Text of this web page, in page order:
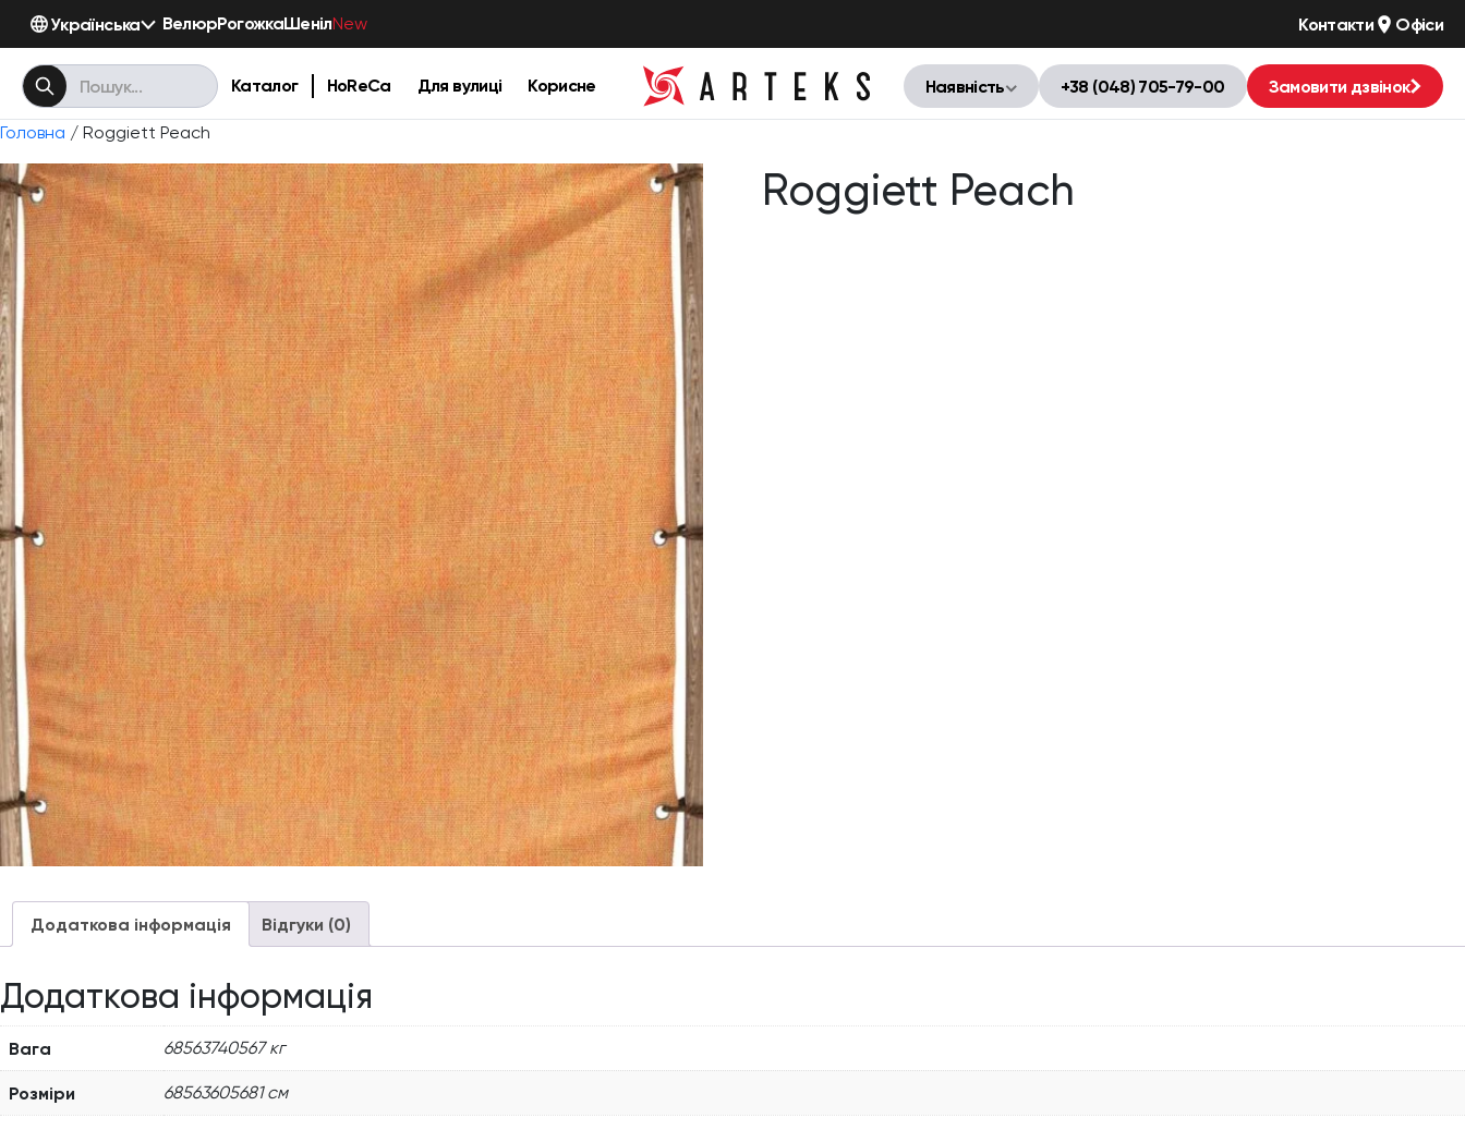
Українська ВелюрРогожкаШенілNew Контакти Офіси
Каталог HoReCa Для вулиці Корисне Наявність +38 (048) 705-79-00 Замовити дзвінок
Головна / Roggiett Peach
Roggiett Peach
Додаткова інформація Відгуки (0)
Додаткова інформація
Вага 68563740567 кг
Розміри 68563605681 см